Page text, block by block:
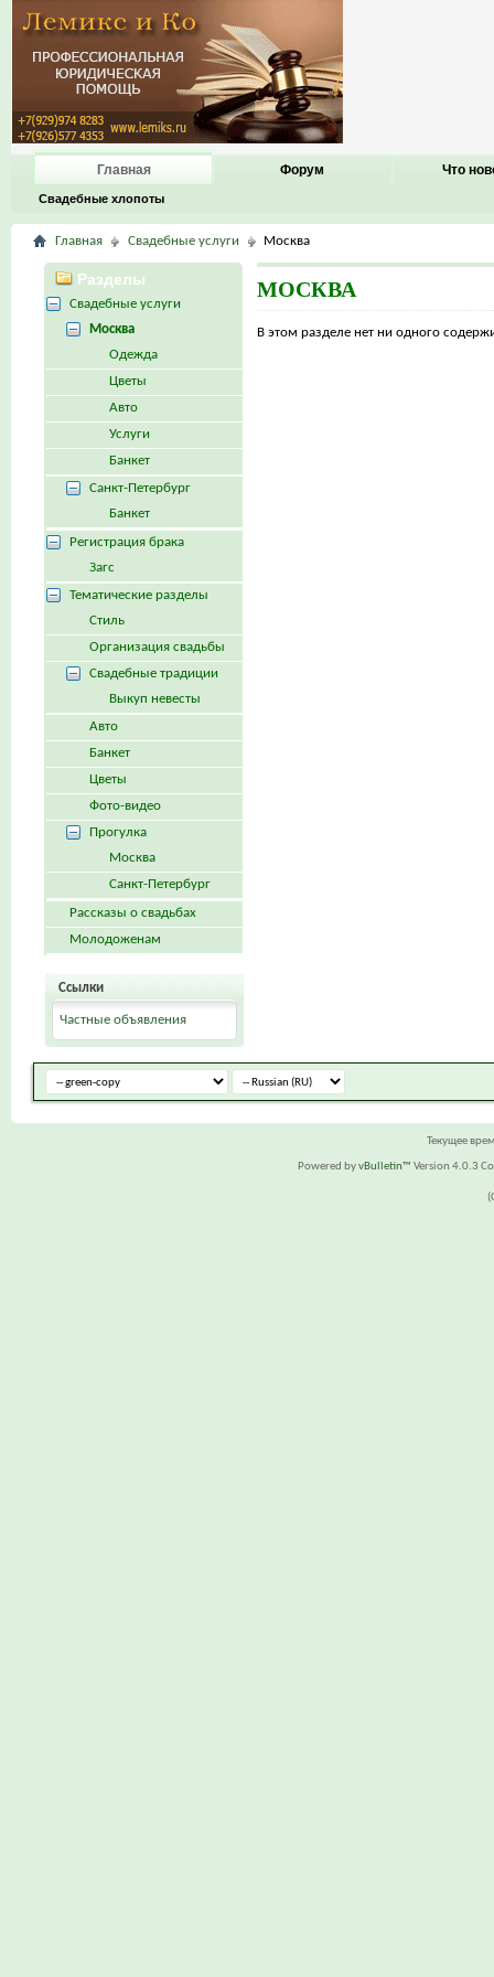
Главная
Свадебные хлопоты
Форум Что
Главная Свадебные услуги Москва
МОСКВА
В этом разделе нет ни одного
Разделы
Свадебные услуги
Москва
Одежда
Цветы
Авто
Услуги
Банкет
Санкт-Петербург
Банкет
Регистрация брака
Загс
Тематические разделы
Стиль
Организация свадьбы
Свадебные традиции
Выкуп невесты
Авто
Банкет
Цветы
Фото-видео
Прогулка
Москва
Санкт-Петербург
Рассказы о свадьбах
Молодоженам
Ссылки
Частные объявления
Текущее
Powered byvBulletin™ Version 4.0.3